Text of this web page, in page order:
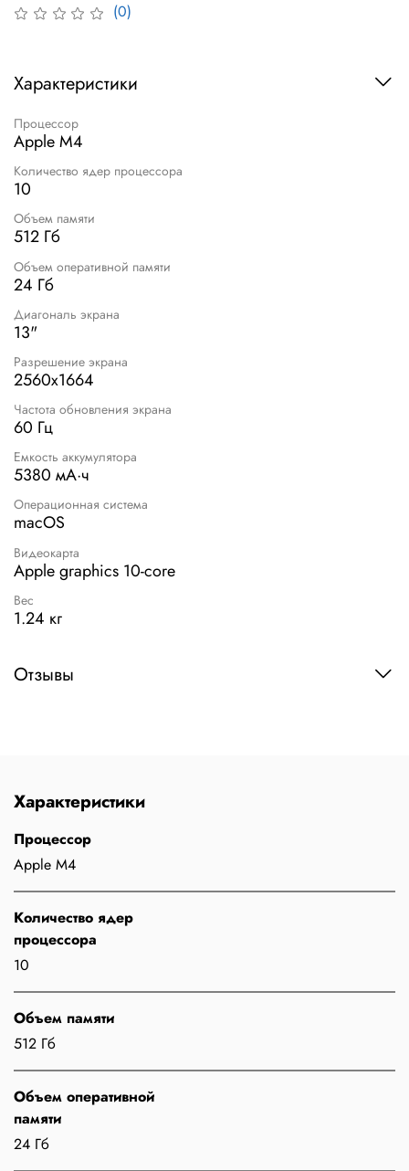
(0)
Характеристики
Процессор
Apple M4
Количество ядер процессора
10
Объем памяти
512 Гб
Объем оперативной памяти
24 Гб
Диагональ экрана
13"
Разрешение экрана
2560x1664
Частота обновления экрана
60 Гц
Емкость аккумулятора
5380 мА·ч
Операционная система
macOS
Видеокарта
Apple graphics 10-core
Вес
1.24 кг
Отзывы
Характеристики
Процессор
Apple M4
Количество ядер
процессора
10
Объем памяти
512 Гб
Объем оперативной
памяти
24 Гб